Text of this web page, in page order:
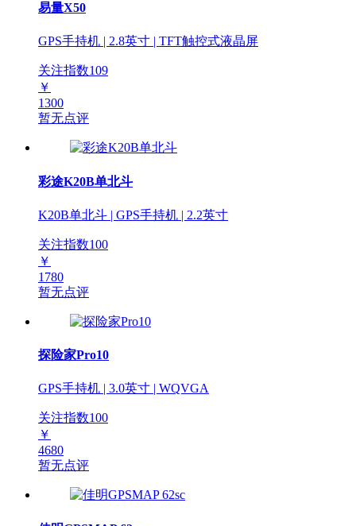
易量X50
GPS手持机 | 2.8英寸 | TFT触控式液晶屏
关注指数109
￥
1300
暂无点评
彩途K20B单北斗
K20B单北斗 | GPS手持机 | 2.2英寸
关注指数100
￥
1780
暂无点评
探险家Pro10
GPS手持机 | 3.0英寸 | WQVGA
关注指数100
￥
4680
暂无点评